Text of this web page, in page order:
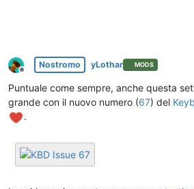
Non in linea
Nostromo yLothar MODS
Puntuale come sempre, anche questa
grande con il nuovo numero (67) del
.